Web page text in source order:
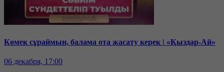
Көмек сұраймын, балама ота жасату керек | «Қыздар-Ай»
06 декабря, 17:00